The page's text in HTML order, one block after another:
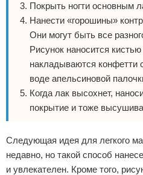
Покрыть ногти основным
Нанести «горошины»
Они могут быть все
Рисунок наносится
накладываются
воде апельсиновой
Когда лак высохнет,
покрытие и тоже
Следующая идея для легкого
недавно, но такой способ
и увлекателен. Кроме того,